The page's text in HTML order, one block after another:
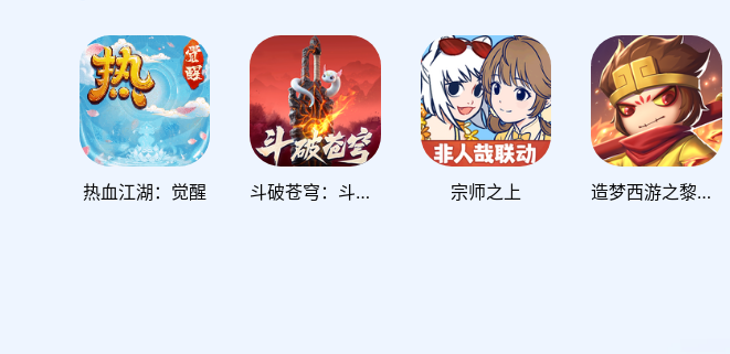
热血江湖：觉醒 斗破苍穹：斗帝之路 宗师之上 造梦西游之黎尤浩劫篇